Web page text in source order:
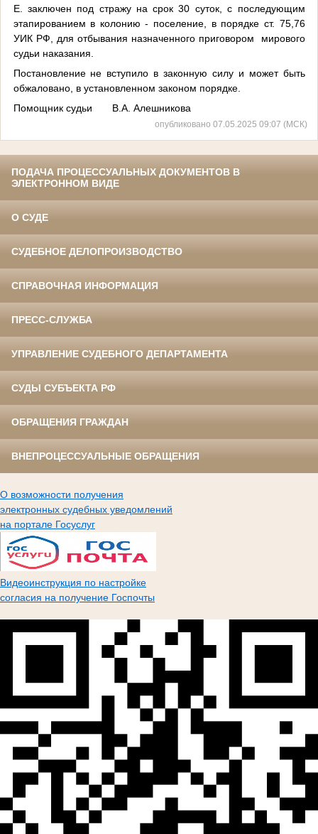
Е. заключен под стражу на срок 30 суток, с последующим
этапированием в колонию - поселение, в порядке ст. 75,76
УИК РФ, для отбывания назначенного приговором мирового
судьи наказания.
Постановление не вступило в законную силу и может быть
обжаловано, в установленном законом порядке.
Помощник судьи В.А. Алешникова
опубликовано 07.05.2025 09:07 (МСК)
ПОДАЧА ПРОЦЕССУАЛЬНЫХ ДОКУМЕНТОВ В
ЭЛЕКТРОННОМ ВИДЕ
О СУДЕ
СУДЕБНОЕ ДЕЛОПРОИЗВОДСТВО
СПРАВОЧНАЯ ИНФОРМАЦИЯ
ПРЕСС-СЛУЖБА
УПРАВЛЕНИЕ СУДЕБНОГО ДЕПАРТАМЕНТА
СУДЫ СУБЪЕКТА РФ
ОБРАЩЕНИЯ ГРАЖДАН
ВНЕПРОЦЕССУАЛЬНЫЕ ОБРАЩЕНИЯ
О возможности получения
электронных судебных уведомлений
на портале Госуслуг
Видеоинструкция по настройке
согласия на получение Госпочты